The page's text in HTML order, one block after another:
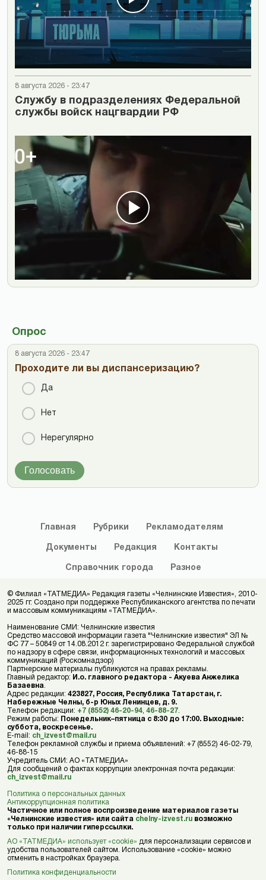
8 августа 2026 - 23:47
Cлужбу в подразделениях Федеральной
службы войск нацгвардии РФ
Опрос
8 августа 2026 - 23:47
Проходите ли вы диспансеризацию?
Да
Нет
Нерегулярно
Голосовать
Главная Рубрики Рекламодателям
Документы Редакция Контакты
Справочник города Разное
© Филиал «ТАТМЕДИА» Редакция газеты «Челнинские Известия», 2010-
2025 гг. Создано при поддержке Республиканского агентства по печати
и массовым коммуникациям «ТАТМЕДИА».
Наименование СМИ: Челнинские известия
Средство массовой информации газета "Челнинские известия" ЭЛ №
ФС 77 – 50849 от 14.08.2012 г. зарегистрировано Федеральной службой
по надзору в сфере связи, информационных технологий и массовых
коммуникаций (Роскомнадзор)
Партнерские материалы публикуются на правах рекламы.
Главный редактор: И.о. главного редактора - Акуева Анжелика
Базаевна
Адрес редакции: 423827, Россия, Республика Татарстан, г.
Набережные Челны, б-р Юных Ленинцев, д. 9.
Телефон редакции: +7 (8552) 46-20-94 46-88-27
Режим работы: Понедельник–пятница с 8:30 до 17:00. Выходные:
суббота, воскресенье.
E-mail: ch_izvest@mail.ru
Телефон рекламной службы и приема объявлений: +7 (8552) 46-02-79,
46-88-15
Учредитель СМИ: АО «ТАТМЕДИА»
Для сообщений о фактах коррупции электронная почта редакции:
ch_izvest@mail.ru
Политика о персональных данных
Антикоррупционная политика
Частичное или полное воспроизведение материалов газеты
«Челнинские известия» или сайта chelny-izvest.ru возможно
только при наличии гиперссылки.
АО «ТАТМЕДИА» использует «cookie» для персонализации сервисов и
удобства пользователей сайтом. Использование «cookie» можно
отменить в настройках браузера.
Политика конфиденциальности